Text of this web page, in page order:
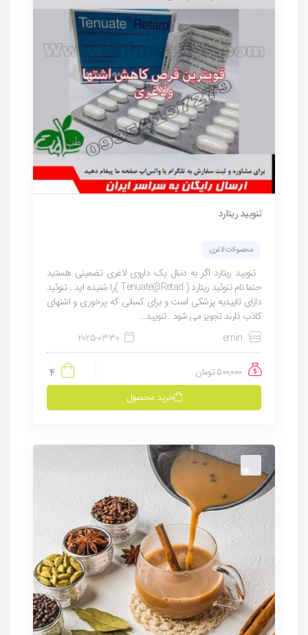
تنویید ریتارد
محصولات لاغری
تنویید ریتارد اگر به دنبال یک داروی لاغری تضمینی هستید
حتما نام تنوئید ریتارد ( Tenuate@Retad )را شنیده اید . تنوئید
دارای تاییدیه پزشکی است و برای کسانی که پرخوری و اشتهای
کاذب دارند تجویز می شود . تنویید...
emin
2025-03-30
500,000تومان
4
خرید محصول